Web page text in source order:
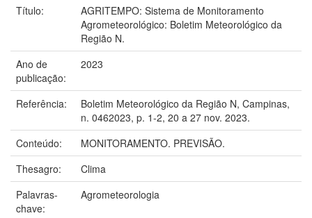
Título:
AGRITEMPO: Sistema de Monitoramento
Agrometeorológico: Boletim Meteorológico da
Região N.
Ano de
publicação:
2023
Referência:
Boletim Meteorológico da Região N, Campinas,
n. 0462023, p. 1-2, 20 a 27 nov. 2023.
Conteúdo:
MONITORAMENTO. PREVISÃO.
Thesagro:
Clima
Palavras-
chave:
Agrometeorologia